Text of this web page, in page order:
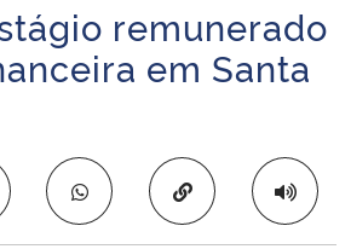
e Abastecimento
remunerado
em Santa
Copiar para área